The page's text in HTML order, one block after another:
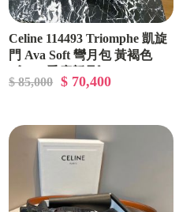
Celine 114493 Triomphe 凱旋
門 Ava Soft 彎月包 黃褐色
$ 85,000 $ 70,400